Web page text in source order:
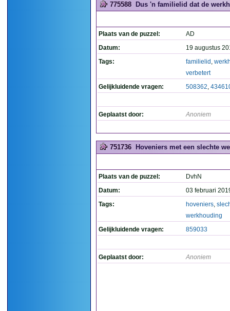
775588 Dus 'n familielid dat de
Plaats van de puzzel:
AD
Datum:
19 augustus
Tags:
familielid ,
verbetert
Gelijkluidende vragen:
508362,
Geplaatst door: Anoniem
751736 Hoveniers met een slechte
Plaats van de puzzel:
DvhN
Datum:
03 februari
Tags:
hoveniers,
werkhouding
Gelijkluidende vragen:
859033
Geplaatst door: Anoniem